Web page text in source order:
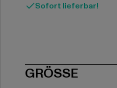
Sofort lieferbar!
SIZE
GRÖSSE